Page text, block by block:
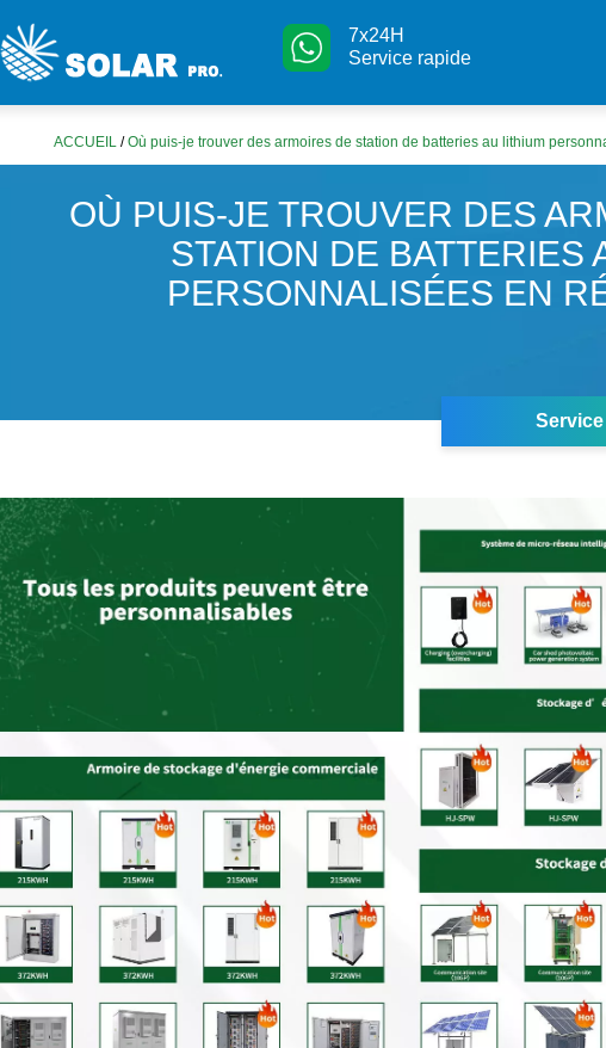
7x24H
Service rapide
ACCUEIL /Où puis-je trouver des armoires de station de batteries au lithium
OÙ PUIS-JE TROUVER DES
STATION DE BATTERIES
PERSONNALISÉES EN